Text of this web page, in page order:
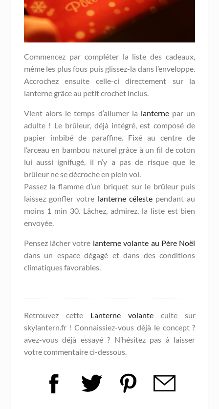
Commencez par compléter la liste des cadeaux,
même les plus fous puis glissez-la dans l’enveloppe.
Accrochez ensuite celle-ci directement sur la
lanterne grâce au petit crochet inclus.
Vient alors le temps d’allumer la lanterne par un
adulte ! Le brûleur, déjà intégré, est composé de
papier imbibé de paraffine. Fixé au centre de
l’arceau en bambou naturel grâce à un fil de coton
lui aussi ignifugé, il n’y a pas de risque que le
brûleur ne se décroche en plein vol.
Passez la flamme d’un briquet sur le brûleur puis
laissez gonfler votre lanterne célestependant au
moins 1 min 30. Lâchez, admirez, la liste est bien
envoyée.
Pensez lâcher votre lanterne volante au Père Noël
dans un espace dégagé et dans des conditions
climatiques favorables.
Retrouvez cette Lanterne volanteculte sur
skylantern.fr ! Connaissiez-vous déjà le concept ?
avez-vous déjà essayé ? N’hésitez pas à laisser
votre commentaire ci-dessous.